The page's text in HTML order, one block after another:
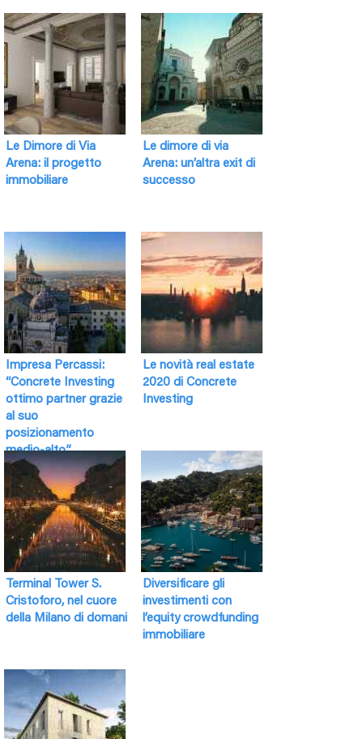
Le Dimore di Via
Arena: il progetto
immobiliare
Le dimore di via
Arena: un’altra exit di
successo
Impresa Percassi:
“Concrete Investing
ottimo partner grazie
al suo
posizionamento
medio-alto”
Le novità real estate
2020 di Concrete
Investing
Terminal Tower S.
Cristoforo, nel cuore
della Milano di domani
Diversificare gli
investimenti con
l’equity crowdfunding
immobiliare